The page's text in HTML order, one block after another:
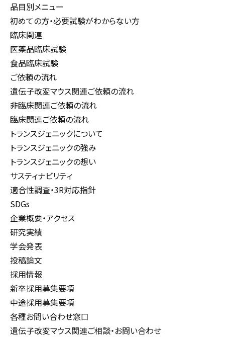
品目別メニュー
初めての方・必要試験がわからない方
臨床関連
医薬品臨床試験
食品臨床試験
ご依頼の流れ
遺伝子改変マウス関連ご依頼の流れ
非臨床関連ご依頼の流れ
臨床関連ご依頼の流れ
トランスジェニックについて
トランスジェニックの強み
トランスジェニックの想い
サスティナビリティ
適合性調査・3R対応指針
SDGs
企業概要・アクセス
研究実績
学会発表
投稿論文
採用情報
新卒採用募集要項
中途採用募集要項
各種お問い合わせ窓口
遺伝子改変マウス関連ご相談・お問い合わせ